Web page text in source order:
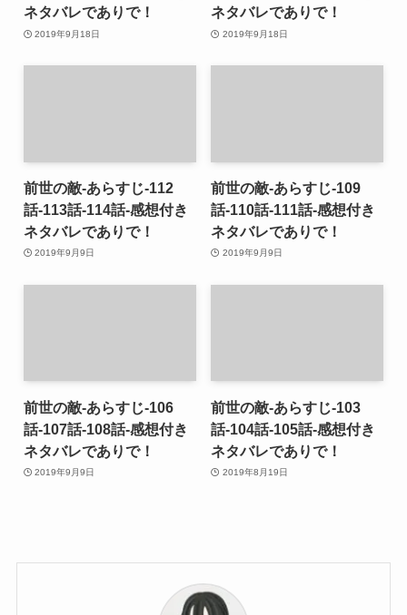
ネタバレでありで！
2019年9月18日
ネタバレでありで！
2019年9月18日
前世の敵-あらすじ-112
話-113話-114話-感想付き
ネタバレでありで！
2019年9月9日
前世の敵-あらすじ-109
話-110話-111話-感想付き
ネタバレでありで！
2019年9月9日
前世の敵-あらすじ-106
話-107話-108話-感想付き
ネタバレでありで！
2019年9月9日
前世の敵-あらすじ-103
話-104話-105話-感想付き
ネタバレでありで！
2019年8月19日